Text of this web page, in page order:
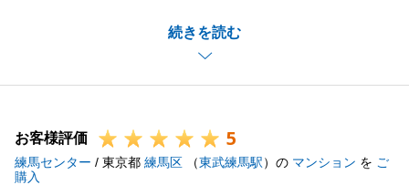
続きを読む
ムーズにご売却を進めさせて頂くことができました。
不動産について何かお困り事などございましたら、お
気軽にご連絡くださいませ。
お客様評価 5
練馬センター / 東京都 練馬区 （東武練馬駅）の マンション を ご
購入